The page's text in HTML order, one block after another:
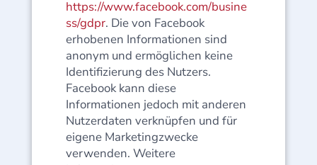
https://www.facebook.com/busine
ss/gdpr. Die von Facebook
erhobenen Informationen sind
anonym und ermöglichen keine
Identifizierung des Nutzers.
Facebook kann diese
Informationen jedoch mit anderen
Nutzerdaten verknüpfen und für
eigene Marketingzwecke
verwenden. Weitere